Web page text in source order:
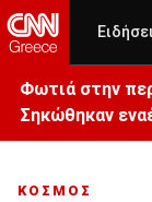
Φωτιά στην
Σηκώθηκαν
ΚΟΣΜΟΣ